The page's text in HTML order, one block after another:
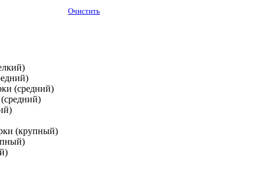
Очистить
(средний)
(крупный)